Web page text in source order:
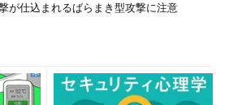
が仕込まれるばらまき型攻撃に注意